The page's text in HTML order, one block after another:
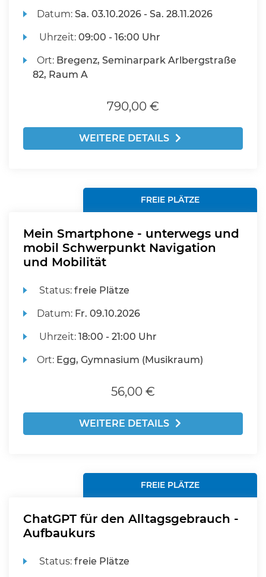
Datum:Sa. 03.10.2026 -Sa. 28.11.2026
Uhrzeit:09:00 - 16:00 Uhr
Ort: Bregenz, Seminarpark Arlbergstraße
82, Raum A
790,00 €
WEITERE DETAILS
FREIE PLÄTZE
Mein Smartphone - unterwegs und
mobil Schwerpunkt Navigation
und Mobilität
Status:freie Plätze
Datum: Fr. 09.10.2026
Uhrzeit:18:00 - 21:00 Uhr
Ort: Egg, Gymnasium (Musikraum)
56,00 €
WEITERE DETAILS
FREIE PLÄTZE
ChatGPT für den Alltagsgebrauch -
Aufbaukurs
Status:freie Plätze